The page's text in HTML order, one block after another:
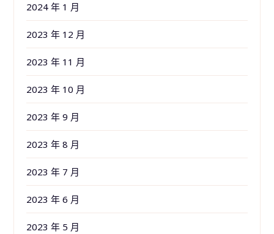
2024 年 1 月
2023 年 12 月
2023 年 11 月
2023 年 10 月
2023 年 9 月
2023 年 8 月
2023 年 7 月
2023 年 6 月
2023 年 5 月